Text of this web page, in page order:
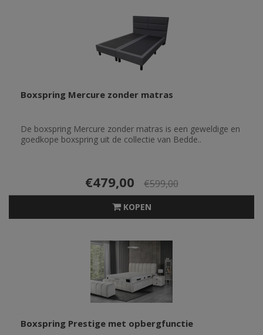
Boxspring Mercure zonder matras
De boxspring Mercure zonder matras is een geweldige en
goedkope boxspring uit de collectie van Bedde..
€479,00 €599,00
KOPEN
Boxspring Prestige met opbergfunctie